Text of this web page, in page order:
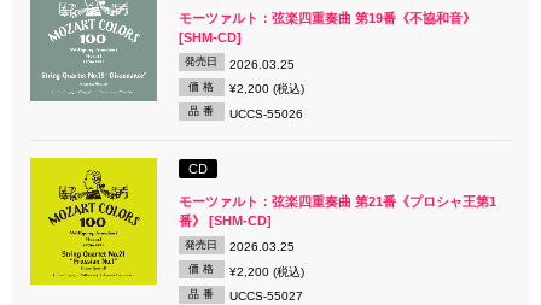
モーツァルト：弦楽四重奏曲 第19番《不協和音》
[SHM-CD]
発売日 2026.03.25
価 格 ¥2,200 (税込)
品 番 UCCS-55026
CD
モーツァルト：弦楽四重奏曲 第21番《プロシャ王第1
番》 [SHM-CD]
発売日 2026.03.25
価 格 ¥2,200 (税込)
品 番 UCCS-55027